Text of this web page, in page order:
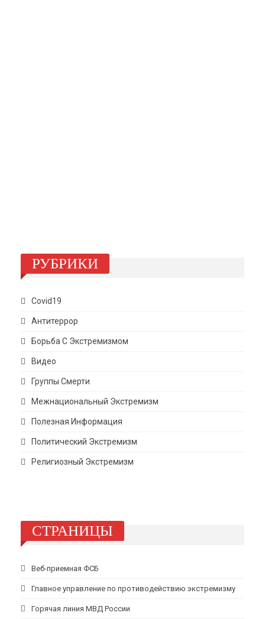
РУБРИКИ
Covid19
Антитеррор
Борьба С Экстремизмом
Видео
Группы Смерти
Межнациональный Экстремизм
Полезная Информация
Политический Экстремизм
Религиозный Экстремизм
СТРАНИЦЫ
Веб-приемная ФСБ
Главное управление по противодействию экстремизму
Горячая линия МВД России